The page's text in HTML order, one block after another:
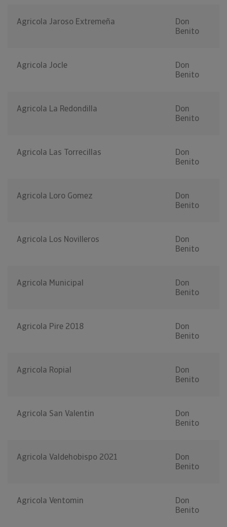
Agricola Jaroso Extremeña
Don
Benito
Agricola Jocle
Don
Benito
Agricola La Redondilla
Don
Benito
Agricola Las Torrecillas
Don
Benito
Agricola Loro Gomez
Don
Benito
Agricola Los Novilleros
Don
Benito
Agricola Municipal
Don
Benito
Agricola Pire 2018
Don
Benito
Agricola Ropial
Don
Benito
Agricola San Valentin
Don
Benito
Agricola Valdehobispo 2021
Don
Benito
Agricola Ventomin
Don
Benito